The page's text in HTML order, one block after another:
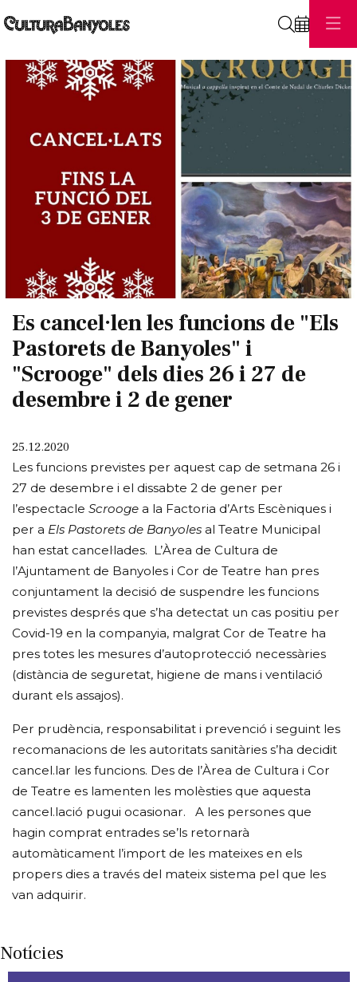
Es cancel·len les funcions de "Els
Pastorets de Banyoles" i
"Scrooge" dels dies 26 i 27 de
desembre i 2 de gener
25.12.2020
Les funcions previstes per aquest cap de setmana 26 i
27 de desembre i el dissabte 2 de gener per
l’espectacleScroogea la Factoria d’Arts Escèniques i
per a Els Pastorets de Banyoles al Teatre Municipal
han estat cancel·lades. L’Àrea de Cultura de
l’Ajuntament de Banyoles i Cor de Teatre han pres
conjuntament la decisió de suspendre les funcions
previstes després que s’ha detectat un cas positiu per
Covid-19 en la companyia, malgrat Cor de Teatre ha
pres totes les mesures d’autoprotecció necessàries
(distància de seguretat, higiene de mans i ventilació
durant els assajos).
Per prudència, responsabilitat i prevenció i seguint les
recomanacions de les autoritats sanitàries s’ha decidit
cancel.lar les funcions. Des de l’Àrea de Cultura i Cor
de Teatre es lamenten les molèsties que aquesta
cancel.lació pugui ocasionar. A les persones que
hagin comprat entrades se’ls retornarà
automàticament l’import de les mateixes en els
propers dies a través del mateix sistema pel que les
van adquirir.
Notícies